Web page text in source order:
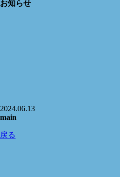
お知らせ
2024.06.13
main
戻る